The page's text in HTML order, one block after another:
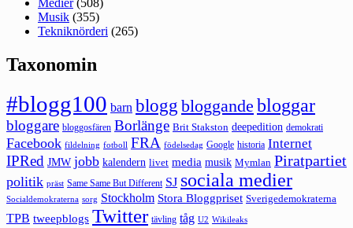
Medier(508)
Musik (355)
Tekniknörderi (265)
Taxonomin
#blogg100 barn blogg bloggande bloggar
bloggare bloggosfären Borlänge Brit Stakston deepedition demokrati
Facebook fildelning fotboll FRA födelsedag Google historia Internet
IPRed JMW jobb kalendern livet media musik Mymlan Piratpartiet
politik präst Same Same But Different SJ sociala medier
Socialdemokraterna sorg Stockholm Stora Bloggpriset Sverigedemokraterna
TPB tweepblogs Twitter tävling tåg U2 Wikileaks